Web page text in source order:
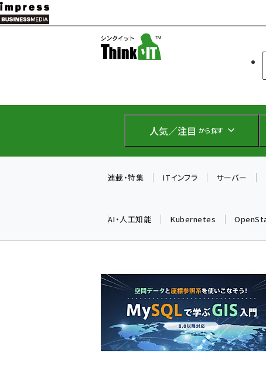
メ
イ
テ
に
人気／注目 から探す
連載・特集 ITインフラ サーバー
AI・人工知能 Kubernetes